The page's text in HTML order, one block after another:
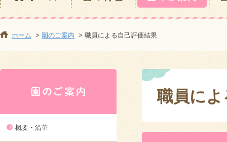
ホーム > 園のご案内 > 職員による自己評価結果
職員に
概要・沿革